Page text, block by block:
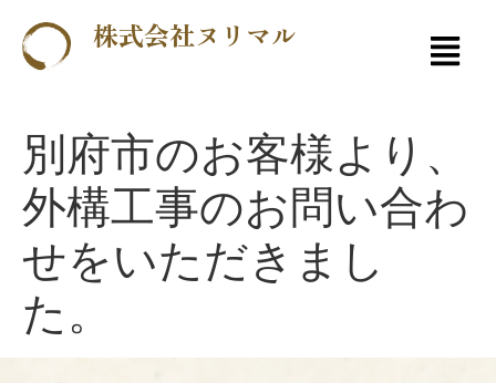
株式会社ヌリマル
別府市のお客様より、
外構工事のお問い合わ
せをいただきまし
た。